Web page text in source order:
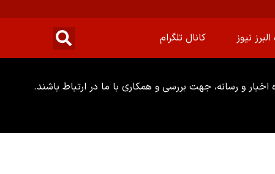
البرز نیوز کانال تلگرام
و رسانه، جهت بررسی و همکاری با ما در ارتباط باشند.